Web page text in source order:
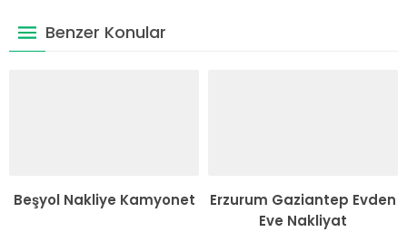
Benzer Konular
Beşyol Nakliye Kamyonet
Erzurum Gaziantep Evden
Eve Nakliyat